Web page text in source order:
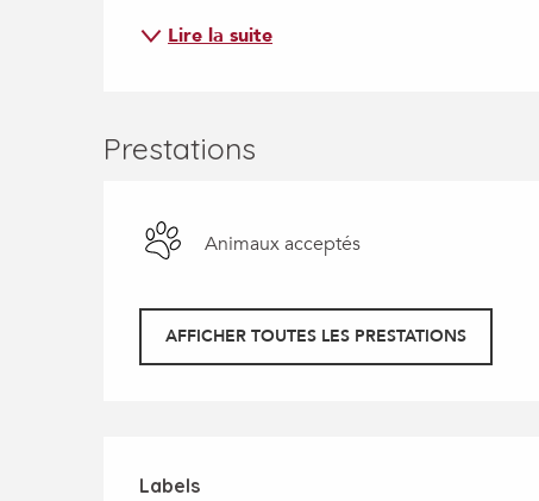
Lire la suite
Prestations
Animaux acceptés
AFFICHER TOUTES LES PRESTATIONS
Offres de prestations
Labels
Labels